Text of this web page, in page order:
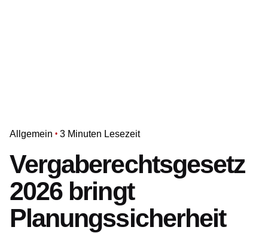
Allgemein 3 Minuten Lesezeit
Vergaberechtsgesetz
2026 bringt
Planungssicherheit